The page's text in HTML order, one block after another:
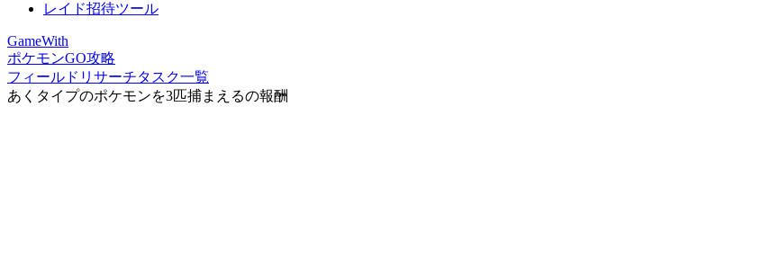
レイド招待ツール
GameWith
ポケモンGO攻略
フィールドリサーチタスク一覧
あくタイプのポケモンを3匹捕まえるの報酬